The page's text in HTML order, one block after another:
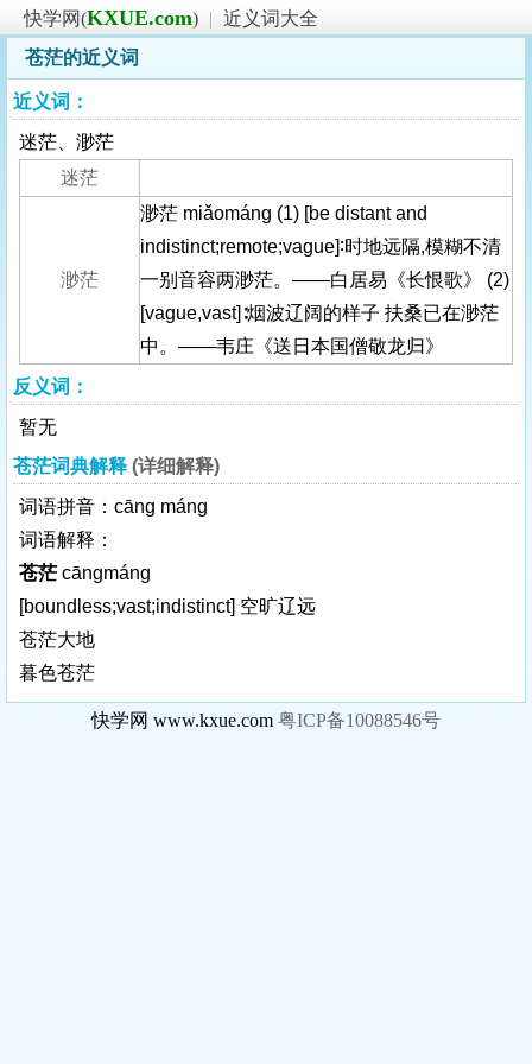
快学网(KXUE.com) | 近义词大全
苍茫的近义词
近义词：
迷茫、渺茫
迷茫
渺茫
渺茫 miǎománg (1) [be distant and
indistinct;remote;vague]∶时地远隔,模糊不清
一别音容两渺茫。——白居易《长恨歌》 (2)
[vague,vast]∶烟波辽阔的样子 扶桑已在渺茫
中。——韦庄《送日本国僧敬龙归》
反义词：
暂无
苍茫词典解释 (详细解释)
词语拼音：cāng máng
词语解释：
苍茫 cāngmáng
[boundless;vast;indistinct] 空旷辽远
苍茫大地
暮色苍茫
快学网 www.kxue.com 粤ICP备10088546号